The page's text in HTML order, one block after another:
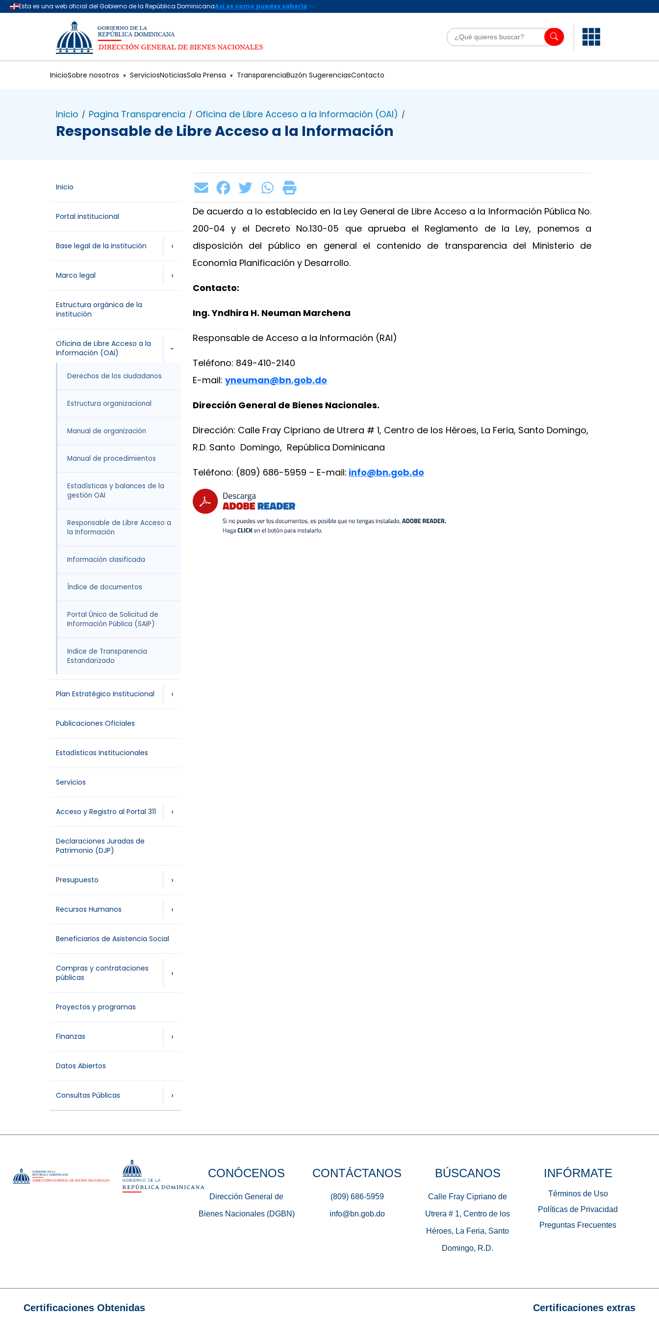
Saltar al contenido principal
InicioSobre nosotros ▼ ServiciosNoticiasSala Prensa ▼ TransparenciaBuzón SugerenciasContacto
Inicio / Pagina Transparencia / Oficina de Libre Acceso a la Información (OAI) /
Responsable de Libre Acceso a la Información
Inicio
Portal institucional
Base legal de la institución ›
Marco legal ›
Estructura orgánica de la
institución
Oficina de Libre Acceso a la
Información (OAI)
›
Derechos de los ciudadanos
Estructura organizacional
Manual de organización
Manual de procedimientos
Estadísticas y balances de la
gestión OAI
Responsable de Libre Acceso a
la Información
Información clasificada
Índice de documentos
Portal Único de Solicitud de
Información Pública (SAIP)
Indice de Transparencia
Estandarizado
Plan Estratégico Institucional ›
Publicaciones Oficiales
Estadísticas Institucionales
Servicios
Acceso y Registro al Portal 311 ›
Declaraciones Juradas de
Patrimonio (DJP)
Presupuesto ›
Recursos Humanos ›
Beneficiarios de Asistencia Social
Compras y contrataciones
públicas
›
Proyectos y programas
Finanzas ›
Datos Abiertos
Consultas Públicas ›
De acuerdo a lo establecido en la Ley General de Libre Acceso a la Información Pública No.
200-04 y el Decreto No.130-05 que aprueba el Reglamento de la Ley, ponemos a
disposición del público en general el contenido de transparencia del Ministerio de
Economía Planificación y Desarrollo.
Contacto:
Ing. Yndhira H. Neuman Marchena
Responsable de Acceso a la Información (RAI)
Teléfono: 849-410-2140
E-mail: yneuman@bn.gob.do
Dirección General de Bienes Nacionales.
Dirección: Calle Fray Cipriano de Utrera # 1, Centro de los Héroes, La Feria, Santo Domingo,
R.D. Santo Domingo, República Dominicana
Teléfono: (809) 686-5959 – E-mail: info@bn.gob.do
CONÓCENOS
Dirección General de
Bienes Nacionales (DGBN)
CONTÁCTANOS
(809) 686-5959
info@bn.gob.do
BÚSCANOS
Calle Fray Cipriano de
Utrera # 1, Centro de los
Héroes, La Feria, Santo
Domingo, R.D.
INFÓRMATE
Términos de Uso
Políticas de Privacidad
Preguntas Frecuentes
Certificaciones Obtenidas Certificaciones extras